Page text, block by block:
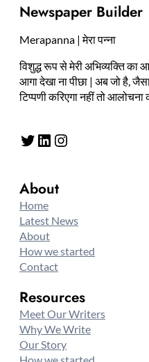
Newspaper Builder
Merapanna | मेरा पन्ना
विशुद्ध रूप से मेरी अभिव्यक्ति का
आगा देखा ना पीछा | अब जो है,
टिप्पणी करिएगा नहीं तो आलोचना
Twitter LinkedIn Instagram
About
Home
Latest News
About
How we started
Contact
Resources
Meet Our Writers
Why We Write
Our Story
How we started